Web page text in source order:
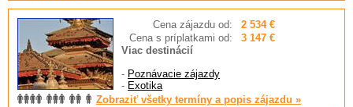
Cena zájazdu od:
2 534 €
Cena s príplatkami od:
3 147 €
Viac destinácií
- Poznávacie zájazdy
- Exotika
Zobraziť všetky termíny a popis zájazdu »